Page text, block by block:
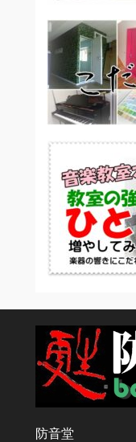
防音堂